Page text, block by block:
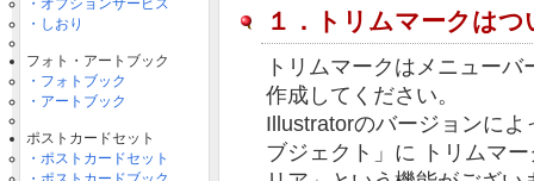
・オプションサービス
・しおり
フォト・アートブック
・フォトブック
・アートブック
ポストカードセット
・ポストカードセット
１．トリムマークは
トリムマークはメニュー
作成してください。
Illustratorのバージョンに
ブジェクト」に トリムマ